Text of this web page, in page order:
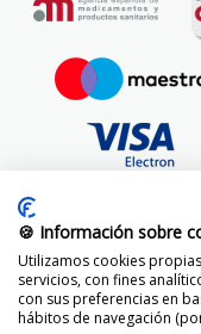
🍪 Información sobre
Utilizamos cookies
servicios, con fines
con sus preferencias en
hábitos de navegación